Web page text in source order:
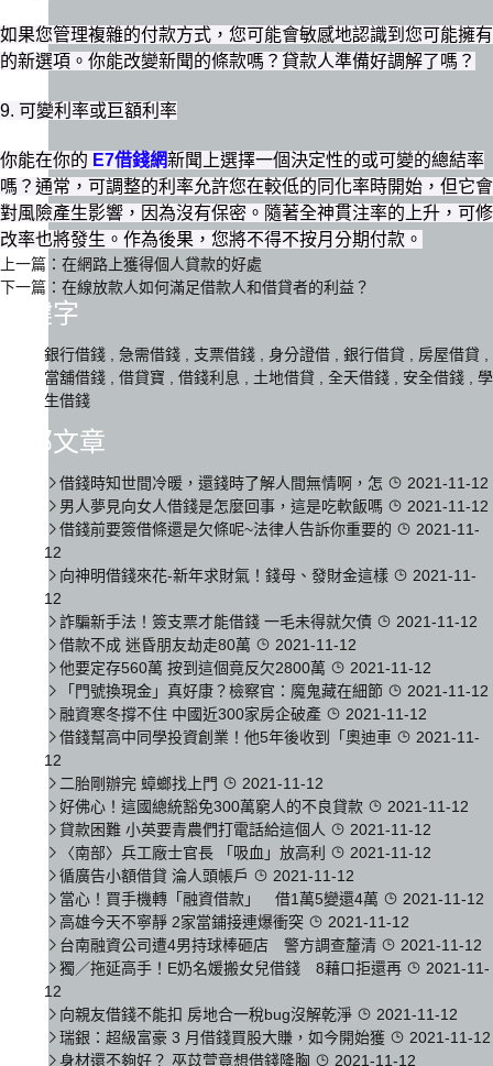
如果您管理複雜的付款方式，您可能會敏感地認識到您可能擁有
的新選項。你能改變新聞的條款嗎？貸款人準備好調解了嗎？
9. 可變利率或巨額利率
你能在你的 E7借錢網新聞上選擇一個決定性的或可變的總結率
嗎？通常，可調整的利率允許您在較低的同化率時開始，但它會
對風險產生影響，因為沒有保密。隨著全神貫注率的上升，可修
改率也將發生。作為後果，您將不得不按月分期付款。
上一篇： 在網路上獲得個人貸款的好處
下一篇： 在線放款人如何滿足借款人和借貸者的利益？
關鍵字
銀行借錢 急需借錢 支票借錢 身分證借 銀行借貸 房屋借貸
當舖借錢
借貸寶 借錢利息 土地借貸 全天借錢 安全借錢
學
生借錢
全部文章
借錢時知世間冷暖，還錢時了解人間無情啊，怎
2021-11-12
男人夢見向女人借錢是怎麼回事，這是吃軟飯嗎
2021-11-12
借錢前要簽借條還是欠條呢~法律人告訴你重要的
2021-11-
12
向神明借錢來花-新年求財氣！錢母、發財金這樣
2021-11-
12
詐騙新手法！簽支票才能借錢 一毛未得就欠債
2021-11-12
借款不成 迷昏朋友劫走80萬
2021-11-12
他要定存560萬 按到這個竟反欠2800萬
2021-11-12
「門號換現金」真好康？檢察官：魔鬼藏在細節
2021-11-12
融資寒冬撐不住 中國近300家房企破產
2021-11-12
借錢幫高中同學投資創業！他5年後收到「奧迪車
2021-11-
12
二胎剛辦完 蟑螂找上門
2021-11-12
好佛心！這國總統豁免300萬窮人的不良貸款
2021-11-12
貸款困難 小英要青農們打電話給這個人
2021-11-12
〈南部〉兵工廠士官長 「吸血」放高利
2021-11-12
循廣告小額借貸 淪人頭帳戶
2021-11-12
當心！買手機轉「融資借款」 借1萬5變還4萬
2021-11-12
高雄今天不寧靜 2家當鋪接連爆衝突
2021-11-12
台南融資公司遭4男持球棒砸店 警方調查釐清
2021-11-12
獨／拖延高手！E奶名媛搬女兒借錢 8藉口拒還再
2021-11-
12
向親友借錢不能扣 房地合一稅bug沒解乾淨
2021-11-12
瑞銀：超級富豪 3 月借錢買股大賺，如今開始獲
2021-11-12
身材還不夠好？ 巫苡萱竟想借錢隆胸
2021-11-12